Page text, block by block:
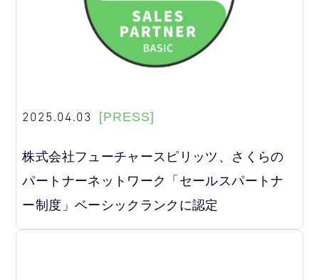
2025.04.03 [PRESS]
株式会社フューチャースピリッツ、さくらの
パートナーネットワーク「セールスパートナ
ー制度」ベーシックランクに認定